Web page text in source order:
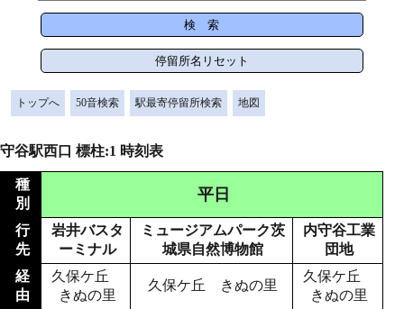
トップへ 50音検索 駅最寄停留所検索 地図
守谷駅西口 標柱:1 時刻表
種
別
平日
行
先
岩井バスタ
ーミナル
ミュージアムパーク茨
城県自然博物館
内守谷工業
団地
経
由
久保ケ丘
きぬの里
久保ケ丘 きぬの里
久保ケ丘
きぬの里